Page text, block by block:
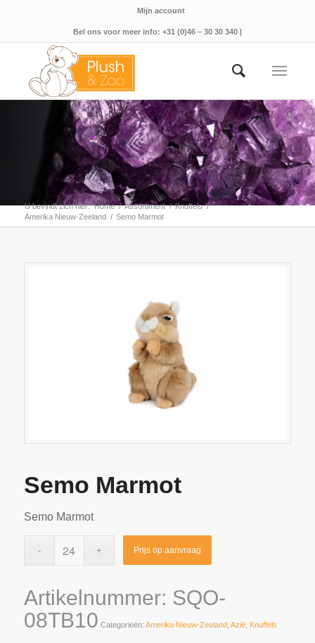
Mijn account
Bel ons voor meer info: +31 (0)46 – 30 30 340 |
U bevindt zich hier: Home / Assortiment / Knuffels /
Amerika Nieuw-Zeeland / Semo Marmot
Semo Marmot
Semo Marmot
Prijs op aanvraag
Artikelnummer: SQO-
08TB10 Categorieën: Amerika Nieuw-Zeeland, Azië, Knuffels